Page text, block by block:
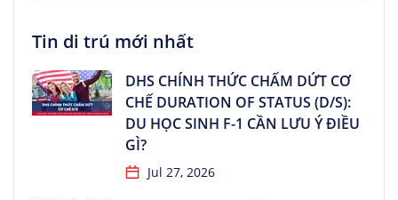
Tin di trú mới nhất
DHS CHÍNH THỨC CHẤM DỨT CƠ
CHẾ DURATION OF STATUS (D/S):
DU HỌC SINH F-1 CẦN LƯU Ý ĐIỀU
GÌ?
Jul 27, 2026